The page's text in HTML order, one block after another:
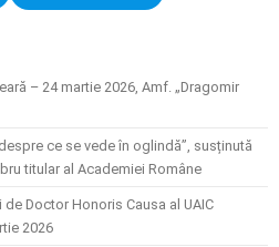
– 24 martie 2026, Amf. „Dragomir
ce se vede în oglindă”, susținută
titular al Academiei Române
Doctor Honoris Causa al UAIC
2026